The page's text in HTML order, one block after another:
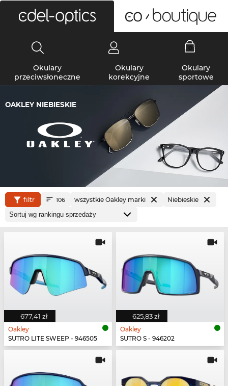
Okulary
przeciwsłoneczne
Okulary
korekcyjne
Okulary
sportowe
OAKLEY NIEBIESKIE
filtr 106 wszystkie Oakley marki Niebieskie
677,41 zł
Oakley
SUTRO LITE SWEEP - 946505
625,83 zł
Oakley
SUTRO S - 946202